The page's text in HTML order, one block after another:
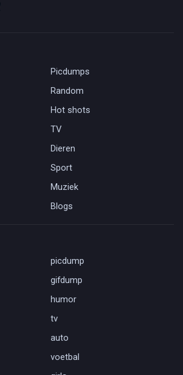
Picdumps
Random
Hot shots
TV
Dieren
Sport
Muziek
Blogs
picdump
gifdump
humor
tv
auto
voetbal